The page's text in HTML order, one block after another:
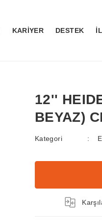
KARİYER DESTEK
12''
BEYAZ)
Kategori